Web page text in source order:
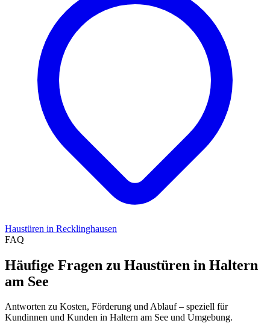
Haustüren in Recklinghausen
FAQ
Häufige Fragen zu Haustüren in Haltern
am See
Antworten zu Kosten, Förderung und Ablauf – speziell für
Kundinnen und Kunden in Haltern am See und Umgebung.